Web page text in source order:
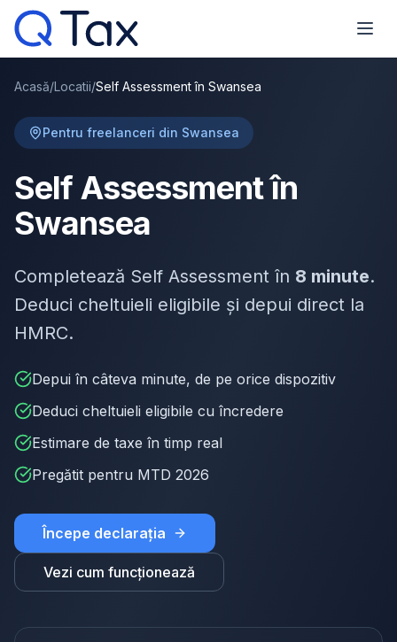
Acasă/Locatii/Self Assessment în Swansea
Pentru freelanceri din Swansea
Self Assessment în
Swansea
Completează Self Assessment în 8 minute.
Deduci cheltuieli eligibile și depui direct la
HMRC.
Depui în câteva minute, de pe orice dispozitiv
Deduci cheltuieli eligibile cu încredere
Estimare de taxe în timp real
Pregătit pentru MTD 2026
Începe declarația
Vezi cum funcționează